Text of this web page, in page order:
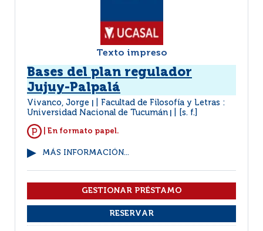
Texto impreso
Bases del plan regulador
Jujuy-Palpalá
Vivanco, Jorge
Facultad de Filosofía y Letras :
Universidad Nacional de Tucumán
[s. f.]
| En formato papel.
MÁS INFORMACIÓN...